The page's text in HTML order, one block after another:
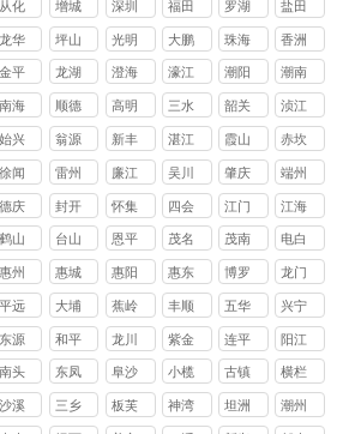
从化
增城
区
深圳
福田
区
罗湖
区
盐田
区
龙华
坪山
区
光明
区
大鹏
新区
珠海
香洲
区
金平
龙湖
区
澄海
区
濠江
区
潮阳
区
潮南
区
南海
顺德
区
高明
区
三水
区
韶关
浈江
区
始兴
翁源
县
新丰
县
湛江
霞山
区
赤坎
区
徐闻
雷州
市
廉江
市
吴川
市
肇庆
端州
区
德庆
封开
县
怀集
县
四会
市
江门
江海
区
鹤山
台山
县
恩平
县
茂名
茂南
区
电白
区
惠州
惠城
区
惠阳
区
惠东
县
博罗
县
龙门
县
平远
大埔
县
蕉岭
县
丰顺
县
五华
县
兴宁
市
东源
和平
县
龙川
县
紫金
县
连平
县
阳江
南头
东凤
镇
阜沙
镇
小榄
镇
古镇
镇
横栏
镇
沙溪
三乡
镇
板芙
镇
神湾
镇
坦洲
镇
潮州